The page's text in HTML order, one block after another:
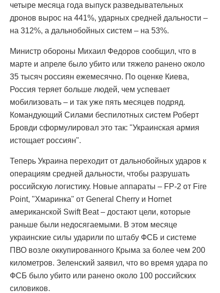
четыре месяца года выпуск разведывательных
дронов вырос на 441%, ударных средней дальности –
на 312%, а дальнобойных систем – на 53%.
Министр обороны Михаил Федоров сообщил, что в
марте и апреле было убито или тяжело ранено около
35 тысяч россиян ежемесячно. По оценке Киева,
Россия теряет больше людей, чем успевает
мобилизовать – и так уже пять месяцев подряд.
Командующий Силами беспилотных систем Роберт
Бровди сформулировал это так: "Украинская армия
истощает россиян".
Теперь Украина переходит от дальнобойных ударов к
операциям средней дальности, чтобы разрушать
российскую логистику. Новые аппараты – FP-2 от Fire
Point, "Хмаринка" от General Cherry и Hornet
американской Swift Beat – достают цели, которые
раньше были недосягаемыми. В этом месяце
украинские силы ударили по штабу ФСБ и системе
ПВО возле оккупированного Крыма за более чем 200
километров. Зеленский заявил, что во время удара по
ФСБ было убито или ранено около 100 российских
силовиков.